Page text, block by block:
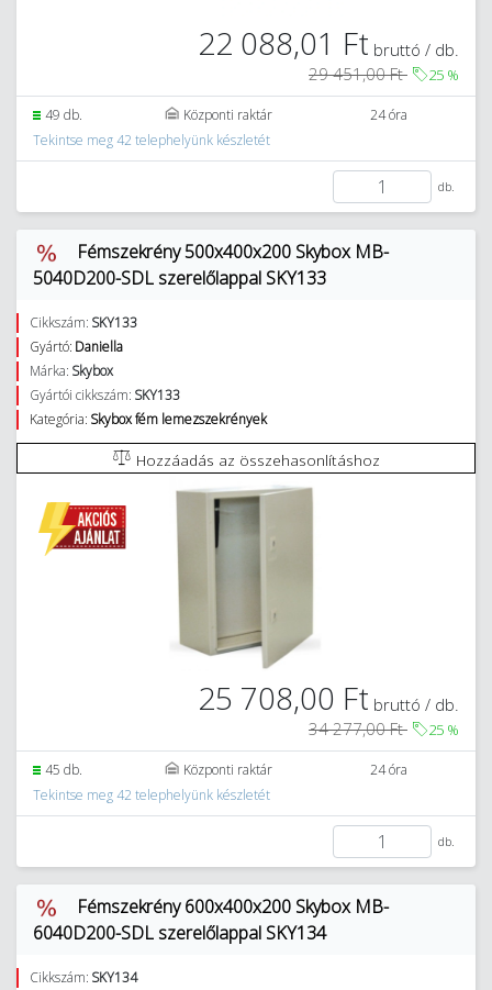
22 088,01 Ft bruttó / db.
29 451,00 Ft
25 %
49 db. Központi raktár
24 óra
Tekintse meg 42 telephelyünk készletét
db.
Fémszekrény 500x400x200 Skybox MB-
5040D200-SDL szerelőlappal SKY133
Cikkszám: SKY133
Gyártó: Daniella
Márka: Skybox
Gyártói cikkszám: SKY133
Kategória: Skybox fém lemezszekrények
Hozzáadás az összehasonlításhoz
25 708,00 Ft bruttó / db.
34 277,00 Ft
25 %
45 db. Központi raktár
24 óra
Tekintse meg 42 telephelyünk készletét
db.
Fémszekrény 600x400x200 Skybox MB-
6040D200-SDL szerelőlappal SKY134
Cikkszám: SKY134